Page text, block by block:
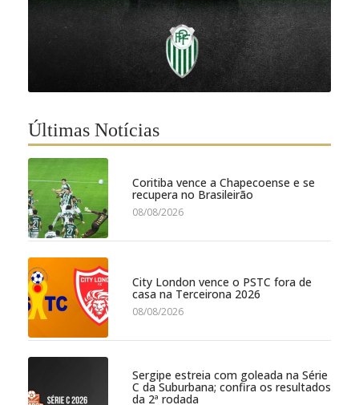
Últimas Notícias
Coritiba vence a Chapecoense e se
recupera no Brasileirão
08/08/2026
City London vence o PSTC fora de
casa na Terceirona 2026
08/08/2026
Sergipe estreia com goleada na Série
C da Suburbana; confira os resultados
da 2ª rodada